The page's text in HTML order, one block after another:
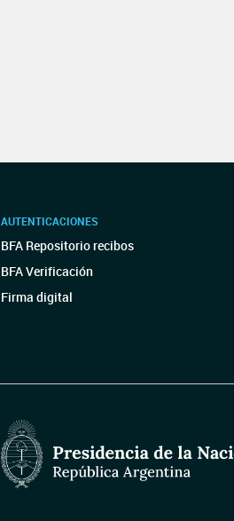
AUTENTICACIONES
BFA Repositorio recibos
BFA Verificación
Firma digital